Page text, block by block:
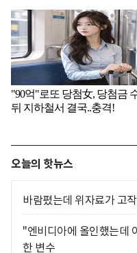
오늘의 핫뉴스
바람폈는데 위자료가 고
"엔비디아에 올인했는데
한 변수